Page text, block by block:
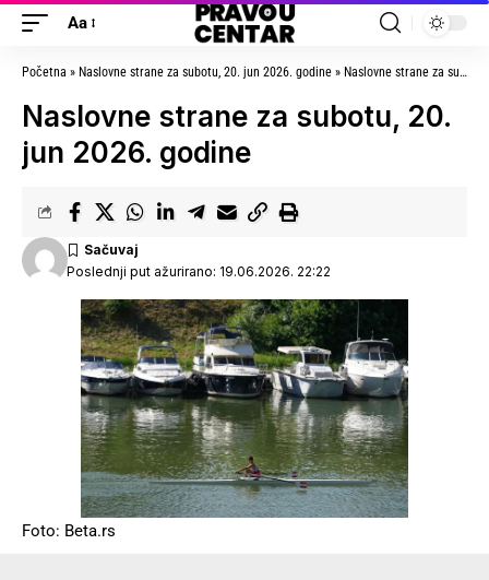
Aa
Početna » Naslovne strane za subotu, 20. jun 2026. godine » Naslovne strane za subotu, 20. jun 2026. godine
Naslovne strane za subotu, 20.
jun 2026. godine
Poslednji put ažurirano: 19.06.2026. 22:22
Foto: Beta.rs